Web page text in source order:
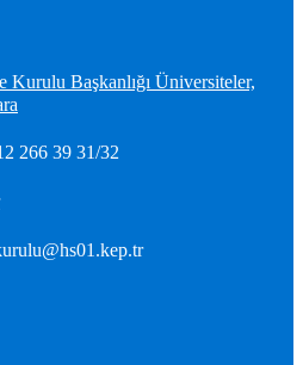
Başkanlığı Üniversiteler,
266 39 31/32